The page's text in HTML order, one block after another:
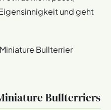
und geht
Bullterrier
Bullterriers